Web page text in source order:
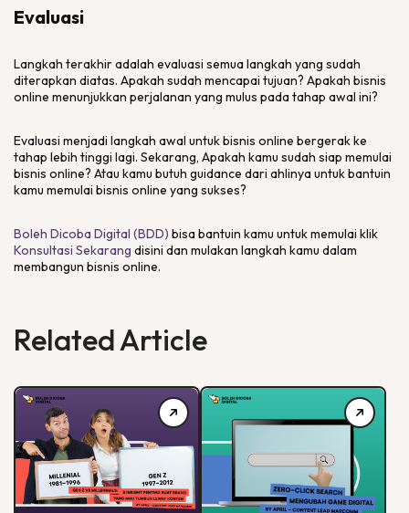
Evaluasi
Langkah terakhir adalah evaluasi semua langkah yang sudah
diterapkan diatas. Apakah sudah mencapai tujuan? Apakah bisnis
online menunjukkan perjalanan yang mulus pada tahap awal ini?
Evaluasi menjadi langkah awal untuk bisnis online bergerak ke
tahap lebih tinggi lagi. Sekarang, Apakah kamu sudah siap memulai
bisnis online? Atau kamu butuh guidance dari ahlinya untuk bantuin
kamu memulai bisnis online yang sukses?
Boleh Dicoba Digital (BDD) bisa bantuin kamu untuk memulai klik
Konsultasi Sekarang disini dan mulakan langkah kamu dalam
membangun bisnis online.
Related Article